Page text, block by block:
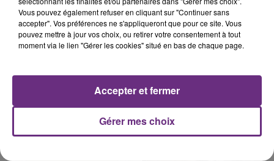
3h08
3h08
TAME IMPALA & JENNIE
3h04
3h04
ZARA LARSSON
Vous pouvez également refuser en cliquant sur "Continuer sans
accepter". Vos préférences ne s'appliqueront que pour ce site. Vous
pouvez mettre à jour vos choix, ou retirer votre consentement à tout
moment via le lien "Gérer les cookies" situé en bas de chaque page.
Gérer mes choix
Accepter et fermer